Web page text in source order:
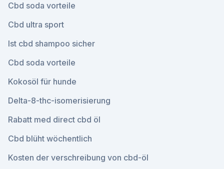
Cbd soda vorteile
Cbd ultra sport
Ist cbd shampoo sicher
Cbd soda vorteile
Kokosöl für hunde
Delta-8-thc-isomerisierung
Rabatt med direct cbd öl
Cbd blüht wöchentlich
Kosten der verschreibung von cbd-öl